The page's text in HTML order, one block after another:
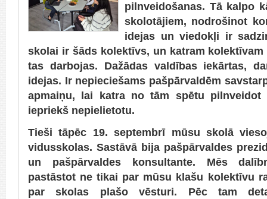
pilnveidošanas. Tā kalpo
skolotājiem, nodrošinot
idejas un viedokļi ir
skolai ir šāds kolektīvs, un katram
tas darbojas. Dažādas valdības iekārtas,
idejas. Ir nepieciešams pašpārvaldēm
apmaiņu, lai katra no tām spētu
iepriekš nepielietotu.
Tieši tāpēc 19. septembrī mūsu skolā
vidusskolas. Sastāvā bija pašpārvaldes
un pašpārvaldes konsultante. Mēs
pastāstot ne tikai par mūsu klašu kolektīvu
par skolas plašo vēsturi. Pēc tam